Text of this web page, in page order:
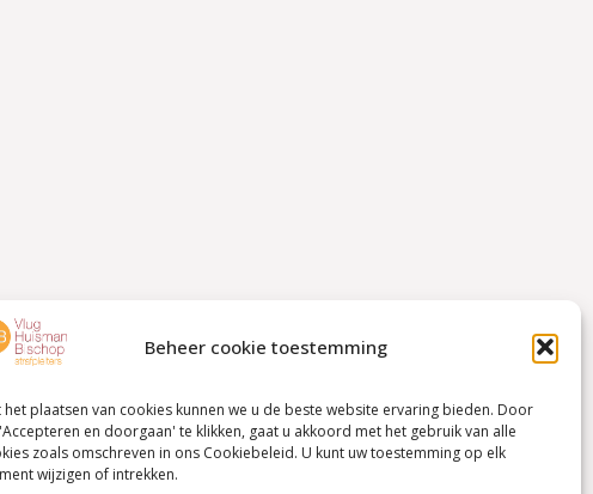
Beheer cookie toestemming
het plaatsen van cookies kunnen we u de beste website ervaring bieden. Door
en doorgaan' te klikken, gaat u akkoord met het gebruik van alle
zoals omschreven in ons Cookiebeleid. U kunt uw toestemming op elk
wijzigen of intrekken.